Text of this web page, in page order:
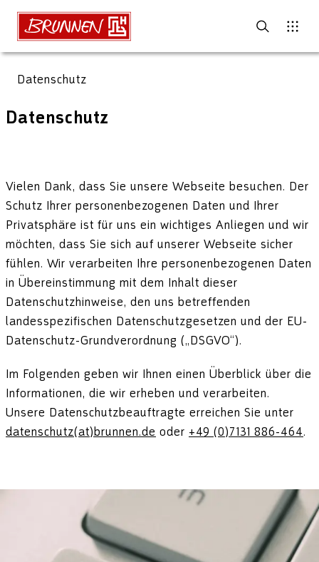
Datenschutz
Datenschutz
Vielen Dank, dass Sie unsere Webseite besuchen. Der
Schutz Ihrer personenbezogenen Daten und Ihrer
Privatsphäre ist für uns ein wichtiges Anliegen und wir
möchten, dass Sie sich auf unserer Webseite sicher
fühlen. Wir verarbeiten Ihre personenbezogenen Daten
in Übereinstimmung mit dem Inhalt dieser
Datenschutzhinweise, den uns betreffenden
landesspezifischen Datenschutzgesetzen und der EU-
Datenschutz-Grundverordnung („DSGVO“).
Im Folgenden geben wir Ihnen einen Überblick über die
Informationen, die wir erheben und verarbeiten.
Unsere Datenschutzbeauftragte erreichen Sie unter
datenschutz(at)brunnen.de oder +49 (0)7131 886-464.